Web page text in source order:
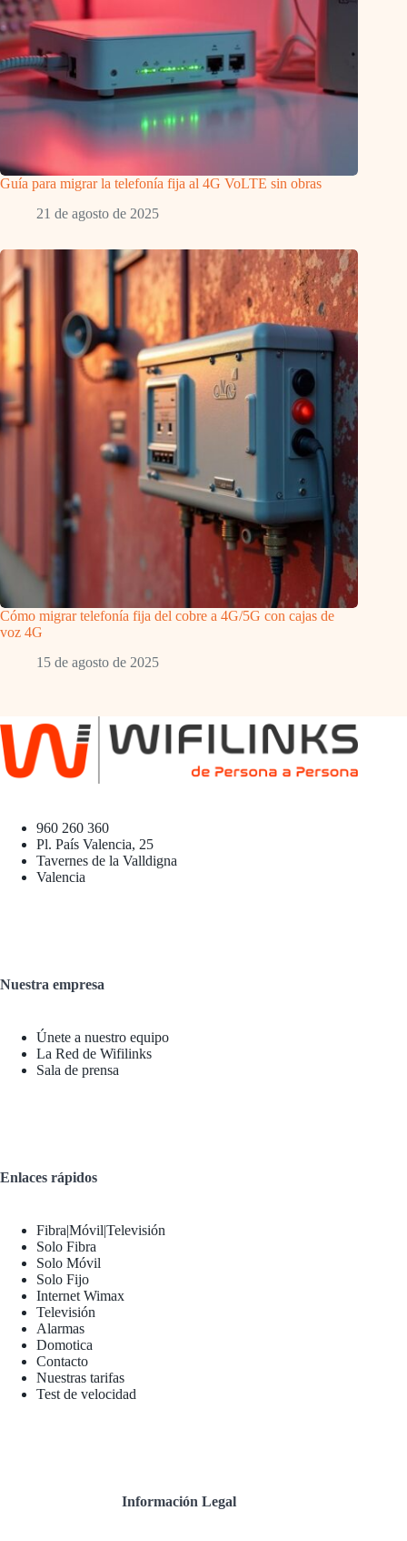
Guía para migrar la telefonía fija al 4G VoLTE sin obras
21 de agosto de 2025
Cómo migrar telefonía fija del cobre a 4G/5G con cajas de
voz 4G
15 de agosto de 2025
960 260 360
Pl. País Valencia, 25
Tavernes de la Valldigna
Valencia
Nuestra empresa
Únete a nuestro equipo
La Red de Wifilinks
Sala de prensa
Enlaces rápidos
Fibra|Móvil|Televisión
Solo Fibra
Solo Móvil
Solo Fijo
Internet Wimax
Televisión
Alarmas
Domotica
Contacto
Nuestras tarifas
Test de velocidad
Información Legal